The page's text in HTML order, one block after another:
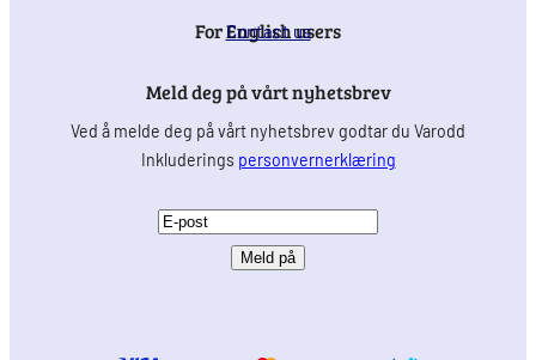
For English users
Contact us
Meld deg på vårt nyhetsbrev
Ved å melde deg på vårt nyhetsbrev godtar du Varodd
Inkluderings personvernerklæring
E